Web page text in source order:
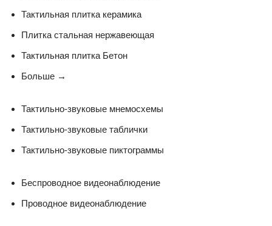
Тактильная плитка керамика
Плитка стальная нержавеющая
Тактильная плитка Бетон
Больше →
Тактильно-звуковые мнемосхемы
Тактильно-звуковые таблички
Тактильно-звуковые пиктограммы
Беспроводное видеонаблюдение
Проводное видеонаблюдение